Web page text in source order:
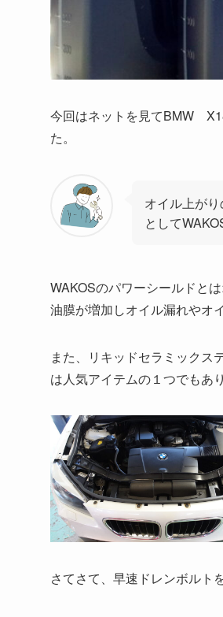
今回はネットを見てBMW X1
た。
オイル上が
として
WAKOSのパワーシールドと
油膜が増加しオイル漏れやオ
また、リキッドセラミックス
は人気アイテムの１つでもあ
さてさて、早速ドレンボルト